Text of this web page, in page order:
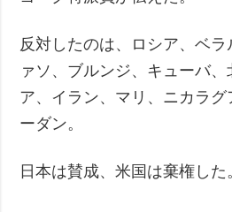
反対したのは、ロシア、ベ
ァソ、ブルンジ、キューバ、
ア、イラン、マリ、ニカラグ
ーダン。
日本は賛成、米国は棄権した